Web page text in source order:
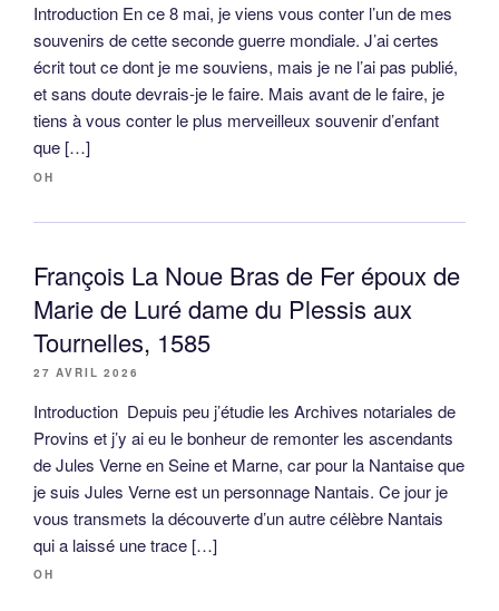
Introduction En ce 8 mai, je viens vous conter l’un de mes
souvenirs de cette seconde guerre mondiale. J’ai certes
écrit tout ce dont je me souviens, mais je ne l’ai pas publié,
et sans doute devrais-je le faire. Mais avant de le faire, je
tiens à vous conter le plus merveilleux souvenir d’enfant
que […]
OH
François La Noue Bras de Fer époux de
Marie de Luré dame du Plessis aux
Tournelles, 1585
27 AVRIL 2026
Introduction Depuis peu j’étudie les Archives notariales de
Provins et j’y ai eu le bonheur de remonter les ascendants
de Jules Verne en Seine et Marne, car pour la Nantaise que
je suis Jules Verne est un personnage Nantais. Ce jour je
vous transmets la découverte d’un autre célèbre Nantais
qui a laissé une trace […]
OH